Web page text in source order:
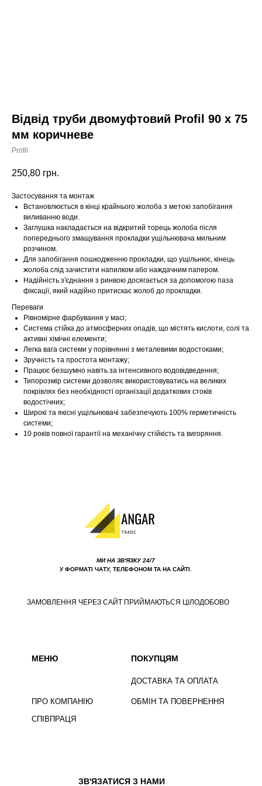
Відвід труби двомуфтовий Profil 90 х 75
мм коричневе
Profil
250,80 грн.
Застосування та монтаж
Встановлюється в кінці крайнього жолоба з метою запобігання
виливанню води.
Заглушка накладається на відкритий торець жолоба після
попереднього змащування прокладки ущільнювача мильним
розчином.
Для запобігання пошкодженню прокладки, що ущільнює, кінець
жолоба слід зачистити напилком або наждачним папером.
Надійність з'єднання з ринвою досягається за допомогою паза
фіксації, який надійно притискає жолоб до прокладки.
Переваги
Рівномірне фарбування у масі;
Система стійка до атмосферних опадів, що містять кислоти, солі та
активні хімічні елементи;
Легка вага системи у порівнянні з металевими водостоками;
Зручність та простота монтажу;
Працює безшумно навіть за інтенсивного водовідведення;
Типорозмір системи дозволяє використовуватись на великих
покрівлях без необхідності організації додаткових стоків
водостічних;
Широкі та якісні ущільнювачі забезпечують 100% герметичність
системи;
10 років повної гарантії на механічну стійкість та вигоряння.
ПРО КОМПАНІЮ
СПІВПРАЦЯ
ДОСТАВКА ТА ОПЛАТА
ОБМІН ТА ПОВЕРНЕННЯ
ПОКУПЦЯМ
МИ НА ЗВ'ЯЗКУ 24/7
У ФОРМАТІ ЧАТУ, ТЕЛЕФОНОМ ТА НА САЙТІ.
ЗВ'ЯЗАТИСЯ З НАМИ
МЕНЮ
ЗАМОВЛЕННЯ ЧЕРЕЗ САЙТ ПРИЙМАЮТЬСЯ ЦІЛОДОБОВО